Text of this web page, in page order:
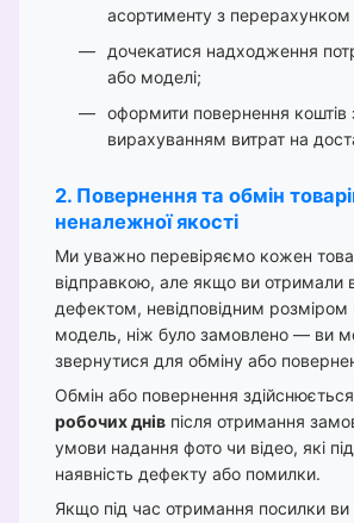
асортименту з перерахунком
дочекатися надходження
або моделі;
оформити повернення коштів
вирахуванням витрат на
2. Повернення та обмін
неналежної якості
Ми уважно перевіряємо кожен
відправкою, але якщо ви отримали
дефектом, невідповідним розміром
модель, ніж було замовлено — ви
звернутися для обміну або
Обмін або повернення
робочих днів після отримання
умови надання фото чи відео, які
наявність дефекту або помилки.
Якщо під час отримання посилки ви